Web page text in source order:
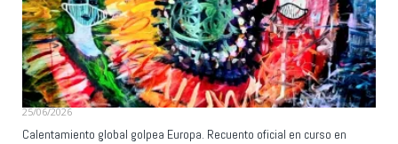
25/06/2026
Calentamiento global golpea Europa. Recuento oficial en curso en